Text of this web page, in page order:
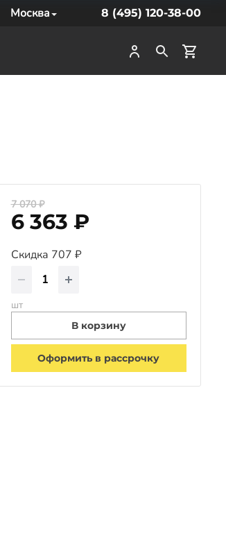
Москва 8 (495) 120-38-00
7 070 ₽
6 363 ₽
Скидка 707 ₽
шт
В корзину
Оформить в рассрочку